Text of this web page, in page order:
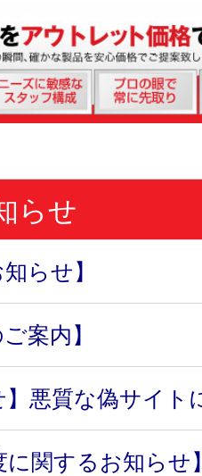
らせ
らせ】
案内】
】悪質な偽サイト
に関するお知らせ